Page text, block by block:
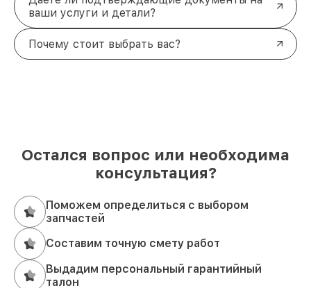
ваши услуги и детали?
Почему стоит выбрать вас?
Остался вопрос или необходима
консультация?
Поможем определиться с выбором
запчастей
Составим точную смету работ
Выдадим персональный гарантийный
талон